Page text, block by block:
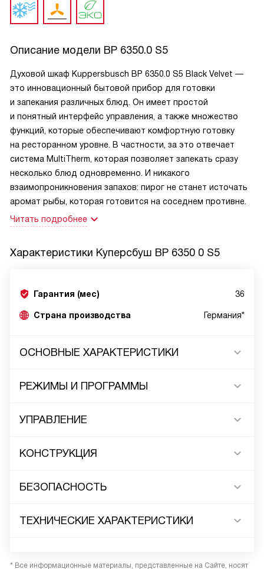
Описание модели BP 6350.0 S5
Духовой шкаф Kuppersbusch BP 6350.0 S5 Black Velvet —
это инновационный бытовой прибор для готовки
и запекания различных блюд. Он имеет простой
и понятный интерфейс управления, а также множество
функций, которые обеспечивают комфортную готовку
на ресторанном уровне. В частности, за это отвечает
система MultiTherm, которая позволяет запекать сразу
несколько блюд одновременно. И никакого
взаимопроникновения запахов: пирог не станет источать
аромат рыбы, которая готовится на соседнем противне.
Читать подробнее
Характеристики Куперсбуш BP 6350 0 S5
Гарантия (мес) 36
Страна производства Германия*
ОСНОВНЫЕ ХАРАКТЕРИСТИКИ
РЕЖИМЫ И ПРОГРАММЫ
УПРАВЛЕНИЕ
КОНСТРУКЦИЯ
БЕЗОПАСНОСТЬ
ТЕХНИЧЕСКИЕ ХАРАКТЕРИСТИКИ
* Все информационные материалы, представленные на Сайте, носят